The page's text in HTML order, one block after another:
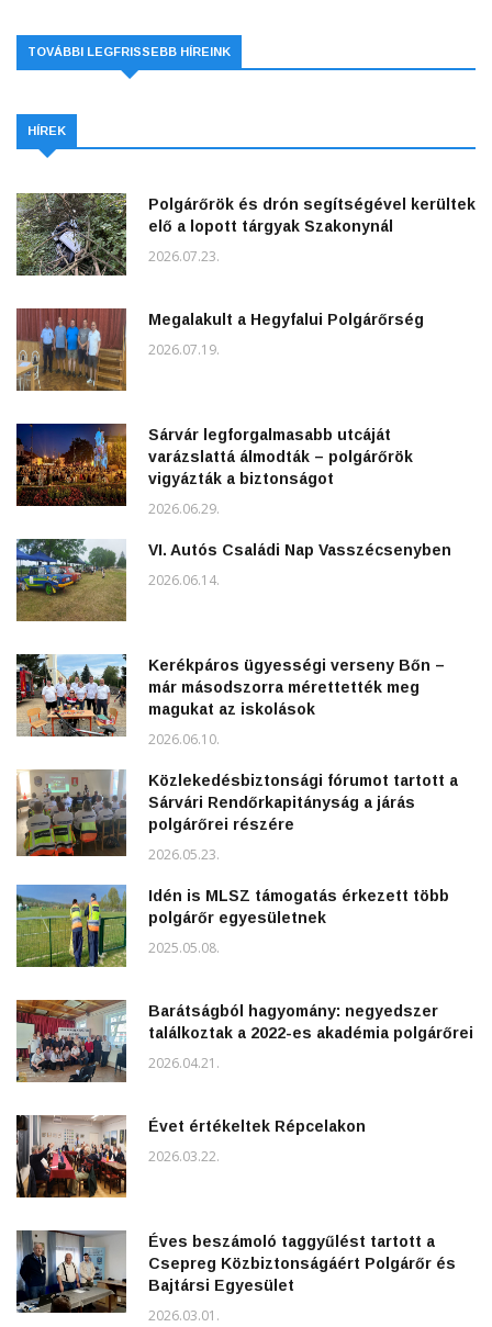
TOVÁBBI LEGFRISSEBB HÍREINK
HÍREK
Polgárőrök és drón segítségével kerültek
elő a lopott tárgyak Szakonynál
2026.07.23.
Megalakult a Hegyfalui Polgárőrség
2026.07.19.
Sárvár legforgalmasabb utcáját
varázslattá álmodták – polgárőrök
vigyázták a biztonságot
2026.06.29.
VI. Autós Családi Nap Vasszécsenyben
2026.06.14.
Kerékpáros ügyességi verseny Bőn –
már másodszorra mérettették meg
magukat az iskolások
2026.06.10.
Közlekedésbiztonsági fórumot tartott a
Sárvári Rendőrkapitányság a járás
polgárőrei részére
2026.05.23.
Idén is MLSZ támogatás érkezett több
polgárőr egyesületnek
2025.05.08.
Barátságból hagyomány: negyedszer
találkoztak a 2022-es akadémia polgárőrei
2026.04.21.
Évet értékeltek Répcelakon
2026.03.22.
Éves beszámoló taggyűlést tartott a
Csepreg Közbiztonságáért Polgárőr és
Bajtársi Egyesület
2026.03.01.